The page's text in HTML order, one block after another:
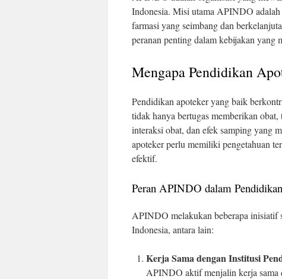
Indonesia. Misi utama APINDO
farmasi yang seimbang dan
peranan penting dalam kebijakan yang
Mengapa Pendidikan
Pendidikan apoteker yang baik
tidak hanya bertugas memberikan
interaksi obat, dan efek samping yang
apoteker perlu memiliki pengetahuan
efektif.
Peran APINDO dalam
APINDO melakukan beberapa inisiatif
Indonesia, antara lain:
Kerja Sama dengan Institusi
APINDO aktif menjalin kerja sama